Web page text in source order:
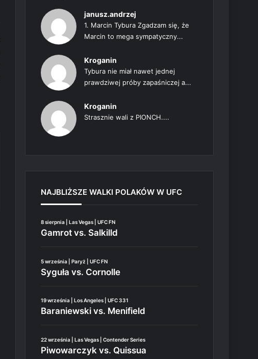
janusz.andrzej
1. Marcin Tybura Zgadzam się, że
Marcin to mega sympatyczny...
Kroganin
Tybura nie miał nawet jednej
prawdziwej próby zapaśniczej a...
Kroganin
Strasznie wali z PIONCH....
NAJBLIŻSZE WALKI POLAKÓW W UFC
8 sierpnia | Las Vegas | UFC FN
Gamrot vs. Salkilld
5 września | Paryż | UFC FN
Syguła vs. Cornolle
19 września | Los Angeles | UFC 331
Baraniewski vs. Menifield
22 września | Las Vegas | Contender Series
Piwowarczyk vs. Quissua